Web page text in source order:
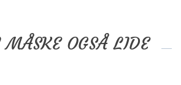
OGSÅ LIDE